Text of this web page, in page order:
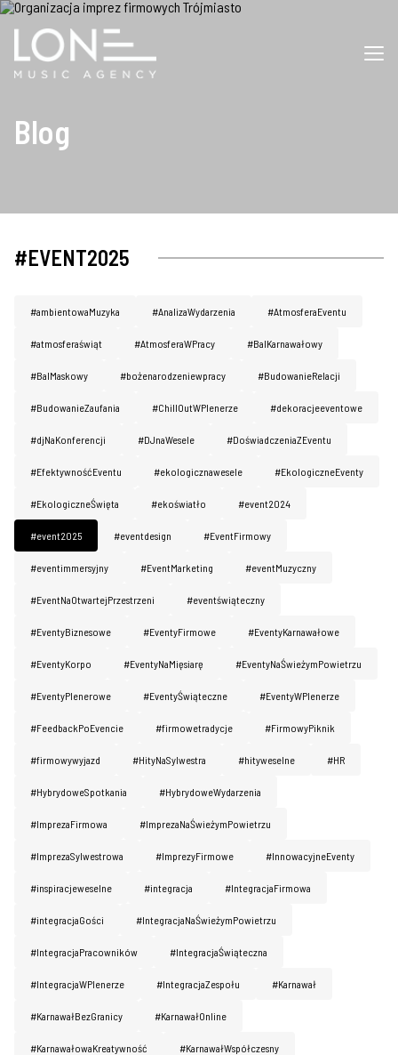
Blog
#EVENT2025
#ambientowaMuzyka #AnalizaWydarzenia #AtmosferaEventu
#atmosferaświąt #AtmosferaWPracy #BalKarnawałowy
#BalMaskowy #bożenarodzeniewpracy #BudowanieRelacji
#BudowanieZaufania #ChillOutWPlenerze #dekoracjeeventowe
#djNaKonferencji #DJnaWesele #DoświadczeniaZEventu
#EfektywnośćEventu #ekologicznawesele #EkologiczneEventy
#EkologiczneŚwięta #ekoświatło #event2024
#event2025 #eventdesign #EventFirmowy
#eventimmersyjny #EventMarketing #eventMuzyczny
#EventNaOtwartejPrzestrzeni #eventświąteczny
#EventyBiznesowe #EventyFirmowe #EventyKarnawałowe
#EventyKorpo #EventyNaMięsiarę #EventyNaŚwieżymPowietrzu
#EventyPlenerowe #EventyŚwiąteczne #EventyWPlenerze
#FeedbackPoEvencie #firmowetradycje #FirmowyPiknik
#firmowywyjazd #HityNaSylwestra #hityweselne #HR
#HybrydoweSpotkania #HybrydoweWydarzenia
#ImprezaFirmowa #ImprezaNaŚwieżymPowietrzu
#ImprezaSylwestrowa #ImprezyFirmowe #InnowacyjneEventy
#inspiracjeweselne #integracja #IntegracjaFirmowa
#integracjaGości #IntegracjaNaŚwieżymPowietrzu
#IntegracjaPracowników #IntegracjaŚwiąteczna
#IntegracjaWPlenerze #IntegracjaZespołu #Karnawał
#KarnawałBezGranicy #KarnawałOnline
#KarnawałowaKreatywność #KarnawałWspółczesny